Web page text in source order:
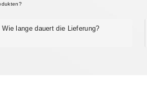
Wie lange dauert die Lieferung?